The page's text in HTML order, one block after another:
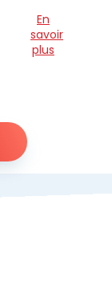
En
savoir
plus